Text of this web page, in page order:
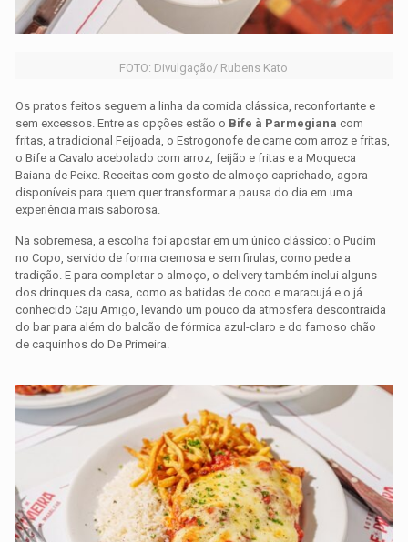
FOTO: Divulgação/ Rubens Kato
Os pratos feitos seguem a linha da comida clássica, reconfortante e
sem excessos. Entre as opções estão o Bife à Parmegiana com
fritas, a tradicional Feijoada, o Estrogonofe de carne com arroz e fritas,
o Bife a Cavalo acebolado com arroz, feijão e fritas e a Moqueca
Baiana de Peixe. Receitas com gosto de almoço caprichado, agora
disponíveis para quem quer transformar a pausa do dia em uma
experiência mais saborosa.
Na sobremesa, a escolha foi apostar em um único clássico: o Pudim
no Copo, servido de forma cremosa e sem firulas, como pede a
tradição. E para completar o almoço, o delivery também inclui alguns
dos drinques da casa, como as batidas de coco e maracujá e o já
conhecido Caju Amigo, levando um pouco da atmosfera descontraída
do bar para além do balcão de fórmica azul-claro e do famoso chão
de caquinhos do De Primeira.